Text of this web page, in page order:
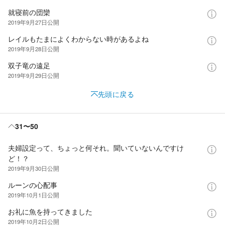
就寝前の団欒
2019年9月27日公開
レイルもたまによくわからない時があるよね
2019年9月28日公開
双子竜の遠足
2019年9月29日公開
先頭に戻る
31〜50
夫婦設定って、ちょっと何それ。聞いていないんですけ
ど！？
2019年9月30日公開
ルーンの心配事
2019年10月1日公開
お礼に魚を持ってきました
2019年10月2日公開